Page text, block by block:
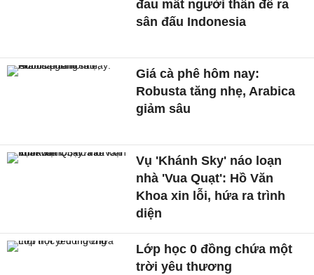
đau mất người thân để ra
sân đấu Indonesia
Giá cà phê hôm nay:
Robusta tăng nhẹ, Arabica
giảm sâu
Vụ 'Khánh Sky' náo loạn
nhà 'Vua Quạt': Hồ Văn
Khoa xin lỗi, hứa ra trình
diện
Lớp học 0 đồng chứa một
trời yêu thương